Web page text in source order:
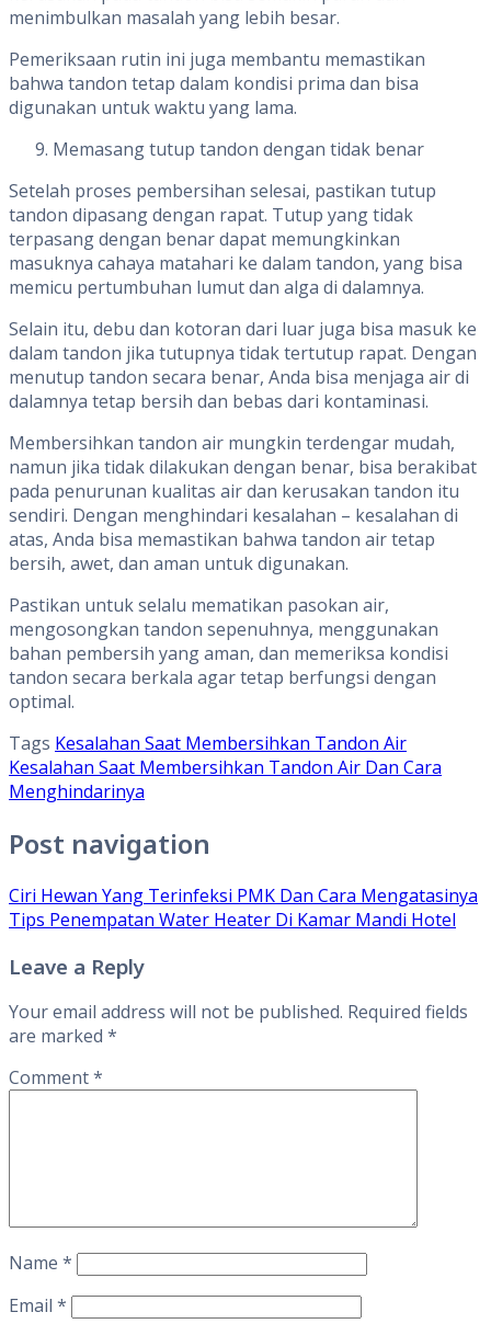
menimbulkan masalah yang lebih besar.
Pemeriksaan rutin ini juga membantu memastikan
bahwa tandon tetap dalam kondisi prima dan bisa
digunakan untuk waktu yang lama.
Memasang tutup tandon dengan tidak benar
Setelah proses pembersihan selesai, pastikan tutup
tandon dipasang dengan rapat. Tutup yang tidak
terpasang dengan benar dapat memungkinkan
masuknya cahaya matahari ke dalam tandon, yang bisa
memicu pertumbuhan lumut dan alga di dalamnya.
Selain itu, debu dan kotoran dari luar juga bisa masuk ke
dalam tandon jika tutupnya tidak tertutup rapat. Dengan
menutup tandon secara benar, Anda bisa menjaga air di
dalamnya tetap bersih dan bebas dari kontaminasi.
Membersihkan tandon air mungkin terdengar mudah,
namun jika tidak dilakukan dengan benar, bisa berakibat
pada penurunan kualitas air dan kerusakan tandon itu
sendiri. Dengan menghindari kesalahan – kesalahan di
atas, Anda bisa memastikan bahwa tandon air tetap
bersih, awet, dan aman untuk digunakan.
Pastikan untuk selalu mematikan pasokan air,
mengosongkan tandon sepenuhnya, menggunakan
bahan pembersih yang aman, dan memeriksa kondisi
tandon secara berkala agar tetap berfungsi dengan
optimal.
Tags Kesalahan Saat Membersihkan Tandon Air
Kesalahan Saat Membersihkan Tandon Air Dan Cara
Menghindarinya
Post navigation
Ciri Hewan Yang Terinfeksi PMK Dan Cara Mengatasinya
Tips Penempatan Water Heater Di Kamar Mandi Hotel
Leave a Reply
Your email address will not be published. Required fields
are marked *
Comment*
Name *
Email *